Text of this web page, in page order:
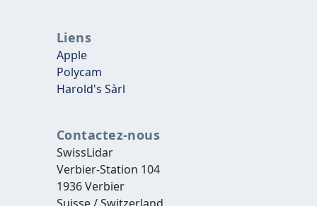
Liens
Apple
Polycam
Harold's Sàrl
Contactez-nous
SwissLidar
Verbier-Station 104
1936 Verbier
Suisse / Switzerland